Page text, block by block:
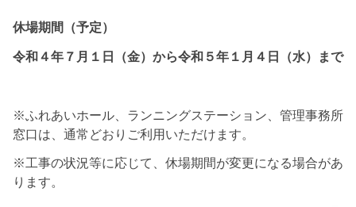
休場期間（予定）
令和４年７月１日（金）から令和５年１月４日（水）まで
※ふれあいホール、ランニングステーション、管理事務所
窓口は、通常どおりご利用いただけます。
※工事の状況等に応じて、休場期間が変更になる場合があ
ります。